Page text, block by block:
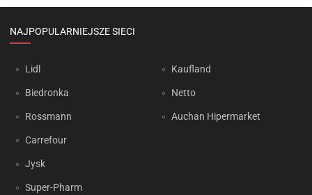
NAJPOPULARNIEJSZE SIECI
Lidl
Biedronka
Rossmann
Carrefour
Jysk
Super-Pharm
Kaufland
Netto
Auchan Hipermarket